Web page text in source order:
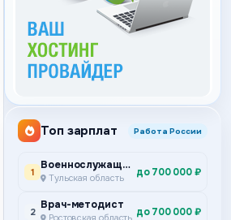
Топ зарплат Работа России
1
Военнослужащий по контракту
Тульская область до 700 000 ₽
2
Врач-методист
Ростовская область до 700 000 ₽